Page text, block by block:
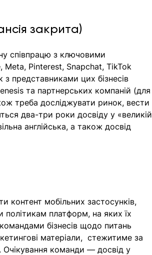
закрита)
співпрацю з ключовими
Meta, Pinterest, Snapchat, TikTok
представниками цих бізнесів
та партнерських компаній (для
треба досліджувати ринок, вести
два-три роки досвіду у «великій
англійська, а також досвід
мобільних застосунків,
політикам платформ, на яких їх
бізнесів щодо питань
матеріали,  стежитиме за
команди — досвід у